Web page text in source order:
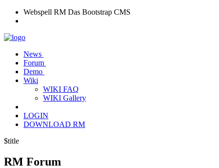
Webspell RM Das Bootstrap CMS
News
Forum
Demo
Wiki
WIKI FAQ
WIKI Gallery
LOGIN
DOWNLOAD RM
$title
RM Forum